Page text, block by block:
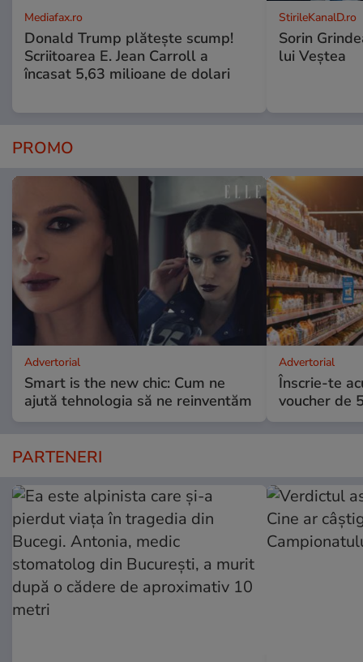
Mediafax.ro
Donald Trump plătește scump!
Scriitoarea E. Jean Carroll a
încasat 5,63 milioane de dolari
StirileKanalD.ro
Sorin
lui Veștea
PROMO
Advertorial
Smart is the new chic: Cum ne
ajută tehnologia să ne reinventăm
Advertorial
Înscrie-te
voucher de
PARTENERI